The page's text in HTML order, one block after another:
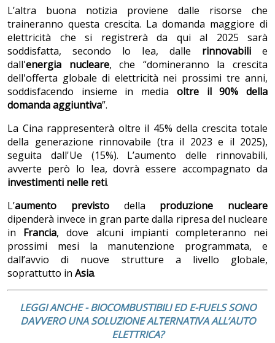
L’altra buona notizia proviene dalle risorse che
traineranno questa crescita. La domanda maggiore di
elettricità che si registrerà da qui al 2025 sarà
soddisfatta, secondo lo Iea, dalle rinnovabili e
dall'energia nucleare, che “domineranno la crescita
dell'offerta globale di elettricità nei prossimi tre anni,
soddisfacendo insieme in media oltre il 90% della
domanda aggiuntiva”.
La Cina rappresenterà oltre il 45% della crescita totale
della generazione rinnovabile (tra il 2023 e il 2025),
seguita dall'Ue (15%). L’aumento delle rinnovabili,
avverte però lo Iea, dovrà essere accompagnato da
investimenti nelle reti.
L’aumento previsto della produzione nucleare
dipenderà invece in gran parte dalla ripresa del nucleare
in Francia, dove alcuni impianti completeranno nei
prossimi mesi la manutenzione programmata, e
dall’avvio di nuove strutture a livello globale,
soprattutto in Asia.
LEGGI ANCHE - BIOCOMBUSTIBILI ED E-FUELS SONO
DAVVERO UNA SOLUZIONE ALTERNATIVA ALL’AUTO
ELETTRICA?